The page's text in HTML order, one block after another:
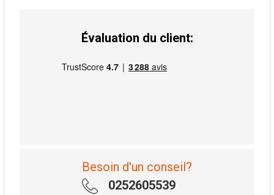
Évaluation du client:
Besoin d'un conseil?
0252605539